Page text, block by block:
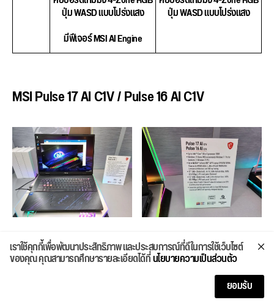
ปุ่ม WASD แบบโปร่งแสง
มีฟีเจอร์ MSI AI Engine
ปุ่ม WASD แบบโปร่งแสง
MSI Pulse 17 AI C1V / Pulse 16 AI C1V
MSI Pulse 17 AI กับ Pulse 16 AI ซีรี่ส์นี้จะแตกต่างจากเกม
มิ่งโน๊ตบุ๊ค MSI รุ่นอื่นตรงซีพียูจะไม่ได้เป็น Intel HX Series
ซึ่งเน้นความแรงอย่างเดียว แต่ใช้ Intel Core Ultra Series
เพื่อใช้พลังการประมวลผลของ AI ในชิปเซ็ตช่วยให้ทำงานกับ
เราใช้คุกกี้เพื่อพัฒนาประสิทธิภาพ และประสบการณ์ที่ดีในการใช้เว็บไซต์
ของคุณ คุณสามารถศึกษารายละเอียดได้ที่นโยบายความเป็นส่วนตัว
ยอมรับ